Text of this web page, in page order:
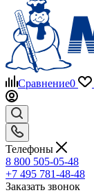
Сравнение0
Телефоны
8 800 505-05-48
+7 495 781-48-48
Заказать звонок